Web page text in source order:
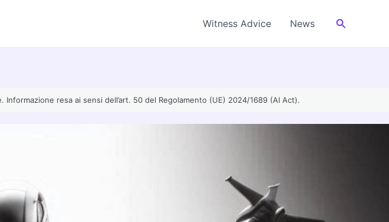
Witness Advice News Cerca
resa ai sensi dell’art. 50 del Regolamento (UE) 2024/1689 (AI Act).